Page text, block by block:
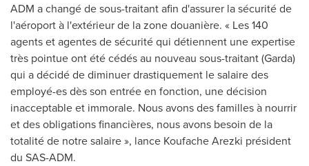
ADM a changé de sous-traitant afin d'assurer la sécurité de
l'aéroport à l'extérieur de la zone douanière. « Les 140
agents et agentes de sécurité qui détiennent une expertise
très pointue ont été cédés au nouveau sous-traitant (Garda)
qui a décidé de diminuer drastiquement le salaire des
employé-es dès son entrée en fonction, une décision
inacceptable et immorale. Nous avons des familles à nourrir
et des obligations financières, nous avons besoin de la
totalité de notre salaire », lance Koufache Arezki président
du SAS-ADM.